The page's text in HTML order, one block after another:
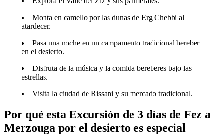
Monta en camello por las dunas de Erg Chebbi al
atardecer.
Pasa una noche en un campamento tradicional bereber
en el desierto.
Disfruta de la música y la comida bereberes bajo las
estrellas.
Visita la ciudad de Rissani y su mercado tradicional.
Por qué esta Excursión de 3 días de Fez a
Merzouga por el desierto es especial